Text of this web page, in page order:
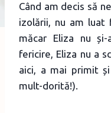
Când am decis să
izolării, nu am
măcar Eliza nu
fericire, Eliza nu a
aici, a mai primit
mult-dorită!).